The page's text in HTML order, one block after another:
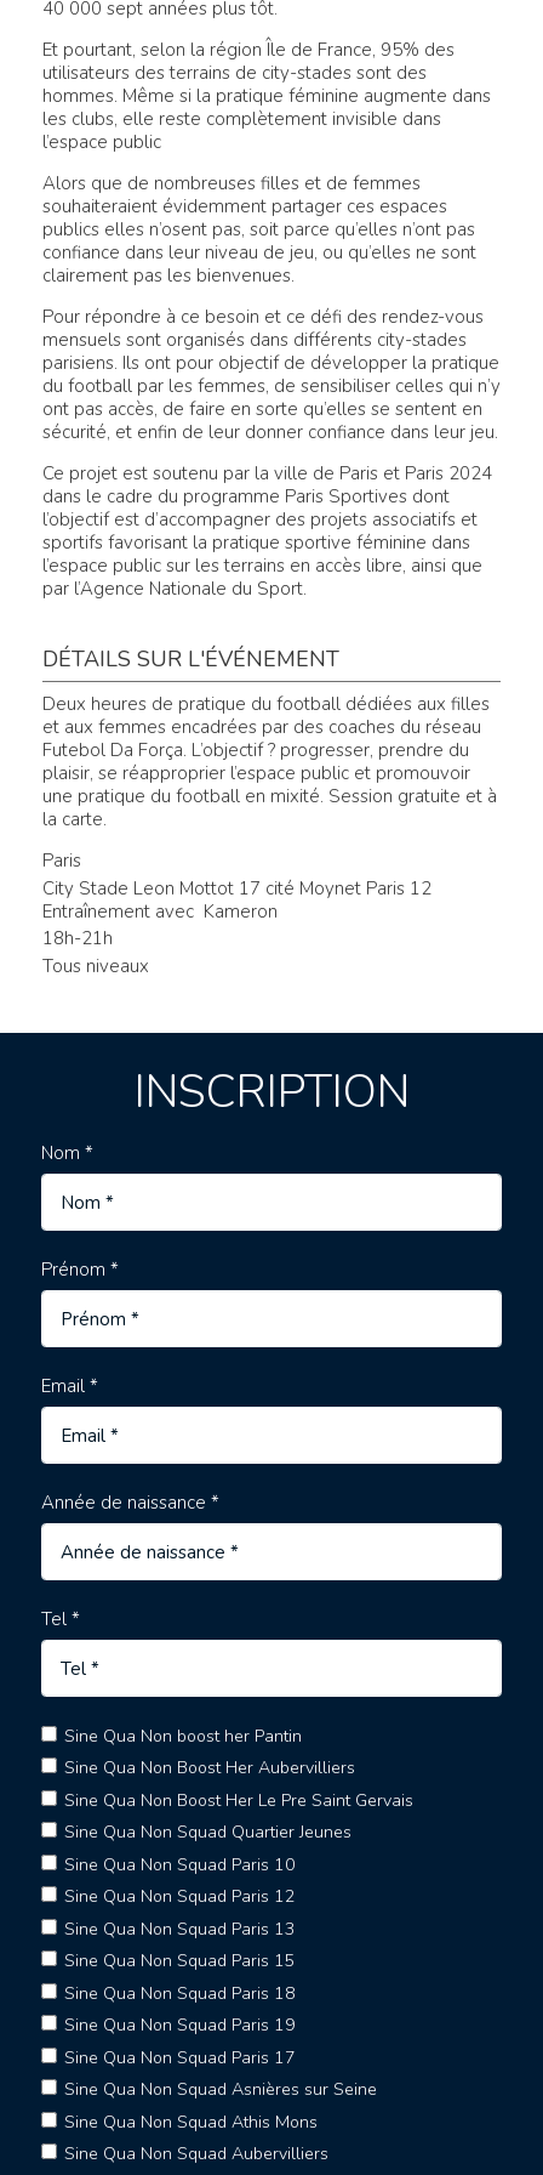
40 000 sept années plus tôt.
Et pourtant, selon la région Île de France, 95% des
utilisateurs des terrains de city-stades sont des
hommes. Même si la pratique féminine augmente dans
les clubs, elle reste complètement invisible dans
l’espace public
Alors que de nombreuses filles et de femmes
souhaiteraient évidemment partager ces espaces
publics elles n’osent pas, soit parce qu’elles n’ont pas
confiance dans leur niveau de jeu, ou qu’elles ne sont
clairement pas les bienvenues.
Pour répondre à ce besoin et ce défi des rendez-vous
mensuels sont organisés dans différents city-stades
parisiens. Ils ont pour objectif de développer la pratique
du football par les femmes, de sensibiliser celles qui n’y
ont pas accès, de faire en sorte qu’elles se sentent en
sécurité, et enfin de leur donner confiance dans leur jeu.
Ce projet est soutenu par la ville de Paris et Paris 2024
dans le cadre du programme Paris Sportives dont
l’objectif est d’accompagner des projets associatifs et
sportifs favorisant la pratique sportive féminine dans
l’espace public sur les terrains en accès libre, ainsi que
par l’Agence Nationale du Sport.
DÉTAILS SUR L'ÉVÉNEMENT
Deux heures de pratique du football dédiées aux filles
et aux femmes encadrées par des coaches du réseau
Futebol Da Força. L’objectif ? progresser, prendre du
plaisir, se réapproprier l’espace public et promouvoir
une pratique du football en mixité. Session gratuite et à
la carte.
Paris
City Stade Leon Mottot 17 cité Moynet Paris 12
Entraînement avec Kameron
18h-21h
Tous niveaux
INSCRIPTION
Nom *
Prénom *
Email *
Année de naissance *
Tel *
Sine Qua Non boost her Pantin
Sine Qua Non Boost Her Aubervilliers
Sine Qua Non Boost Her Le Pre Saint Gervais
Sine Qua Non Squad Quartier Jeunes
Sine Qua Non Squad Paris 10
Sine Qua Non Squad Paris 12
Sine Qua Non Squad Paris 13
Sine Qua Non Squad Paris 15
Sine Qua Non Squad Paris 18
Sine Qua Non Squad Paris 19
Sine Qua Non Squad Paris 17
Sine Qua Non Squad Asnières sur Seine
Sine Qua Non Squad Athis Mons
Sine Qua Non Squad Aubervilliers